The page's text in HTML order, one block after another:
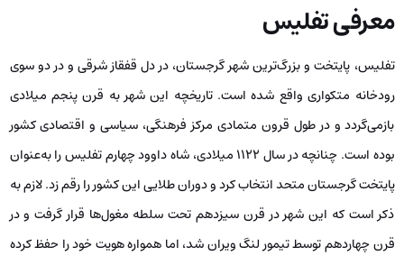
معرفی تفلیس
تفلیس، پایتخت و بزرگ‌ترین شهر گرجستان، در دل قفقاز شرقی و در دو سوی
رودخانه متکواری واقع شده است. تاریخچه این شهر به قرن پنجم میلادی
بازمی‌گردد و در طول قرون متمادی مرکز فرهنگی، سیاسی و اقتصادی کشور
بوده است. چنانچه در سال ۱۱۲۲ میلادی، شاه داوود چهارم تفلیس را به‌عنوان
پایتخت گرجستان متحد انتخاب کرد و دوران طلایی این کشور را رقم زد. لازم به
ذکر است که این شهر در قرن سیزدهم تحت سلطه مغول‌ها قرار گرفت و در
قرن چهاردهم توسط تیمور لنگ ویران شد، اما همواره هویت خود را حفظ کرده